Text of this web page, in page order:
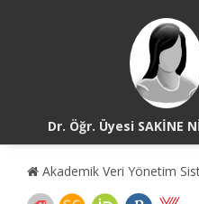
Dr. Öğr. Üyesi SAKİNE
Akademik Veri Yönetim